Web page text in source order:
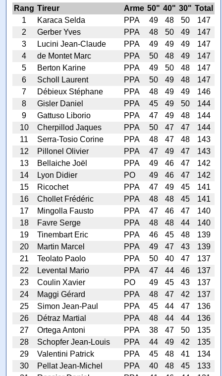
Rang Tireur Arme 50" 40" 30" Total
1
Karaca Selda PPA 49 48 50
147
2
Gerber Yves PPA 48 50 49
147
3
Lucini Jean-Claude PPA 49 49 49
147
4
de Montet Marc PPA 50 48 49
147
5
Berton Karine PPA 49 50 48
147
6
Scholl Laurent PPA 50 49 48
147
7
Débieux Stéphane PPA 48 49 49
146
8
Gisler Daniel PPA 45 49 50
144
9
Gattuso Liborio PPA 47 49 48
144
10
Cherpillod Jaques PPA 50 47 47
144
11
Serra-Tosio Corine PPA 48 47 48
143
12
Pillonel Olivier PPA 47 49 47
143
13
Bellaiche Joël PPA 49 46 47
142
14
Lyon Didier PO 49 46 47
142
15
Ricochet PPA 47 49 45
141
16
Chollet Frédéric PPA 48 48 45
141
17
Mingolla Fausto PPA 47 46 47
140
18
Favre Serge PPA 48 48 44
140
19
Tinembart Eric PPA 46 45 48
139
20
Martin Marcel PPA 49 47 43
139
21
Teolato Paolo PPA 50 40 47
137
22
Levental Mario PPA 47 44 46
137
23
Coulin Xavier PO 49 45 43
137
24
Maggi Gérard PPA 48 47 42
137
25
Simon Jean-Paul PPA 45 44 47
136
26
Détraz Martial PPA 48 44 44
136
27
Ortega Antoni PPA 38 47 50
135
28
Schopfer Jean-Louis PPA 44 49 42
135
29
Valentini Patrick PPA 45 48 41
134
30
Pellat Jean-Michel PPA 40 48 45
133